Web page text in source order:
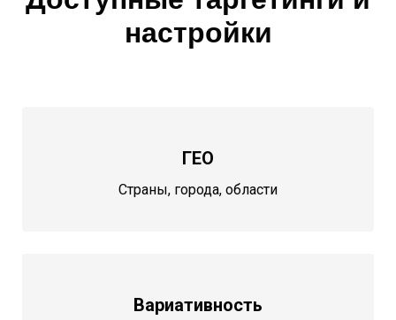
настройки
ГЕО
Страны, города, области
Вариативность